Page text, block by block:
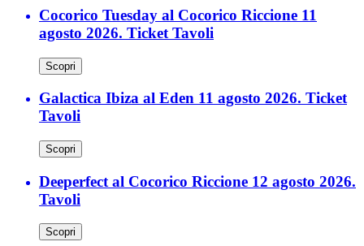
Cocorico Tuesday al Cocorico Riccione 11
agosto 2026. Ticket Tavoli
Scopri
Galactica Ibiza al Eden 11 agosto 2026. Ticket
Tavoli
Scopri
Deeperfect al Cocorico Riccione 12 agosto 2026.
Tavoli
Scopri